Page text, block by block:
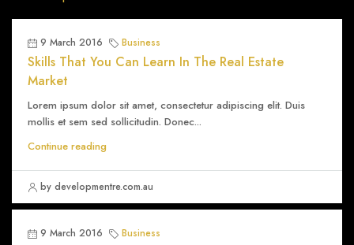
9 March 2016 Business
Skills That You Can Learn In The Real Estate
Market
Lorem ipsum dolor sit amet, consectetur adipiscing elit. Duis
mollis et sem sed sollicitudin. Donec...
Continue reading
by developmentre.com.au
9 March 2016 Business